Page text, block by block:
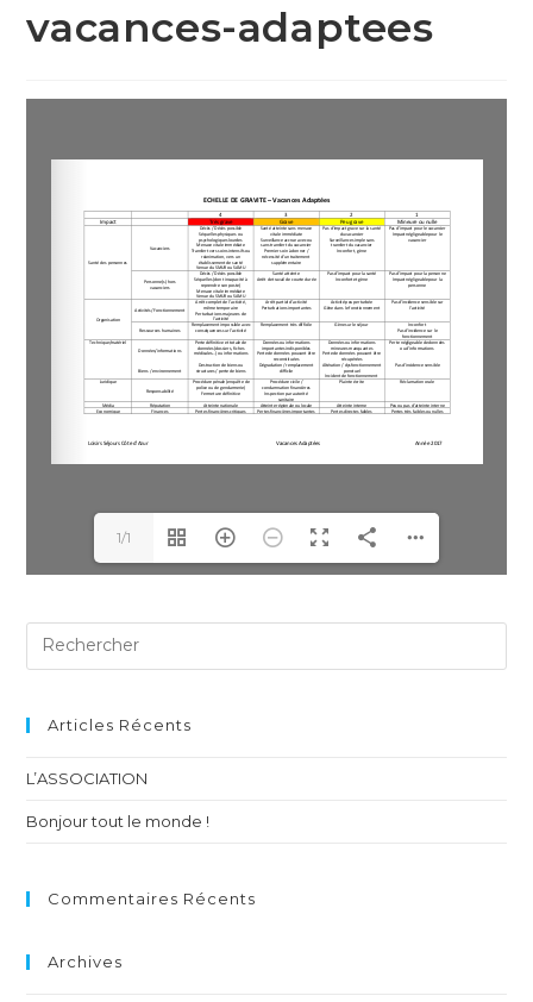
vacances-adaptees
1/1
Articles Récents
L’ASSOCIATION
Bonjour tout le monde !
Commentaires Récents
Archives